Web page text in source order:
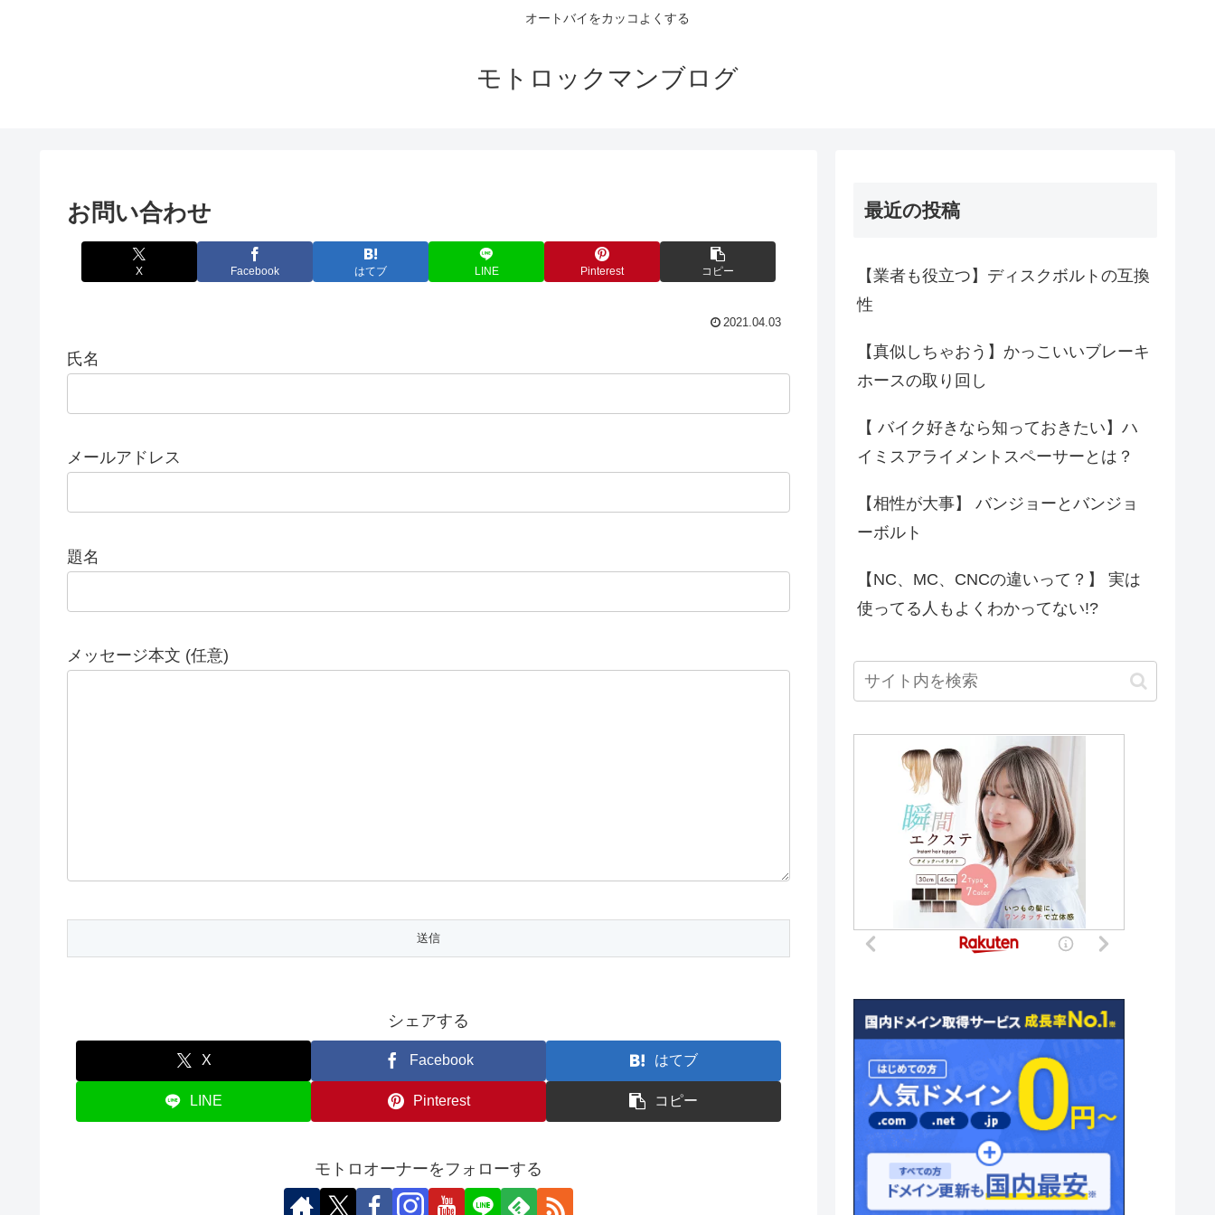
オートバイをカッコよくする
モトロックマンブログ
お問い合わせ
X Facebook はてブ LINE Pinterest コピー
2021.04.03
氏名
メールアドレス
題名
メッセージ本文 (任意)
シェアする
X Facebook はてブ
LINE Pinterest コピー
モトロオーナーをフォローする
最近の投稿
【業者も役立つ】ディスクボルトの互換
性
【真似しちゃおう】かっこいいブレーキ
ホースの取り回し
【 バイク好きなら知っておきたい】ハ
イミスアライメントスペーサーとは？
【相性が大事】 バンジョーとバンジョ
ーボルト
【NC、MC、CNCの違いって？】 実は
使ってる人もよくわかってない!?